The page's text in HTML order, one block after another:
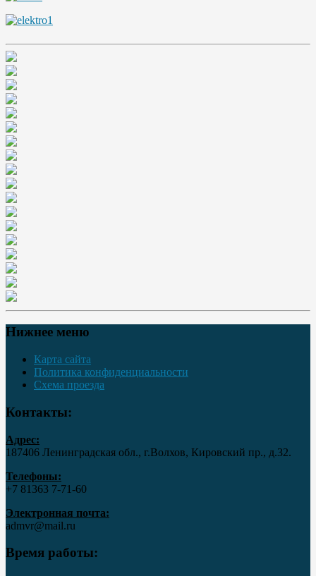
Нижнее меню
Карта сайта
Политика конфиденциальности
Схема проезда
Контакты:
Адрес:
187406 Ленинградская обл., г.Волхов, Кировский пр., д.32.
Телефоны:
+7 81363 7‑71-60
Электронная почта:
admvr@mail.ru
Время работы: